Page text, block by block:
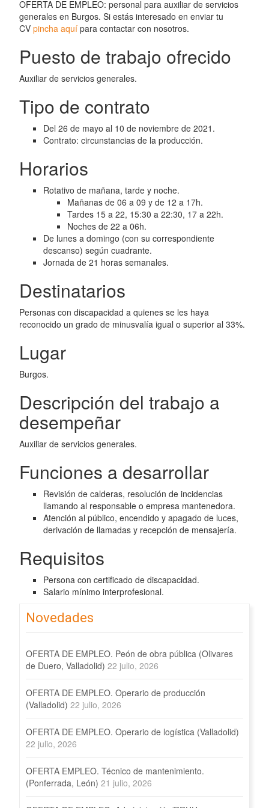
OFERTA DE EMPLEO: personal para auxiliar de servicios
generales en Burgos. Si estás interesado en enviar tu
CV pincha aquí para contactar con nosotros.
Puesto de trabajo ofrecido
Auxiliar de servicios generales.
Tipo de contrato
Del 26 de mayo al 10 de noviembre de 2021.
Contrato: circunstancias de la producción.
Horarios
Rotativo de mañana, tarde y noche.
Mañanas de 06 a 09 y de 12 a 17h.
Tardes 15 a 22, 15:30 a 22:30, 17 a 22h.
Noches de 22 a 06h.
De lunes a domingo (con su correspondiente
descanso) según cuadrante.
Jornada de 21 horas semanales.
Destinatarios
Personas con discapacidad a quienes se les haya
reconocido un grado de minusvalía igual o superior al 33%.
Lugar
Burgos.
Descripción del trabajo a
desempeñar
Auxiliar de servicios generales.
Funciones a desarrollar
Revisión de calderas, resolución de incidencias
llamando al responsable o empresa mantenedora.
Atención al público, encendido y apagado de luces,
derivación de llamadas y recepción de mensajería.
Requisitos
Persona con certificado de discapacidad.
Salario mínimo interprofesional.
Novedades
OFERTA DE EMPLEO. Peón de obra pública (Olivares
de Duero, Valladolid) 22 julio, 2026
OFERTA DE EMPLEO. Operario de producción
(Valladolid) 22 julio, 2026
OFERTA DE EMPLEO. Operario de logística (Valladolid)
22 julio, 2026
OFERTA EMPLEO. Técnico de mantenimiento.
(Ponferrada, León) 21 julio, 2026